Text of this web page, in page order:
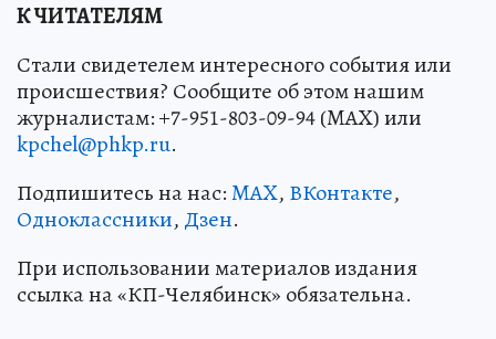
К ЧИТАТЕЛЯМ
Стали свидетелем интересного события или
происшествия? Сообщите об этом нашим
журналистам: +7-951-803-09-94 (MAX) или
kpchel@phkp.ru.
Подпишитесь на нас:MAX, ВКонтакте,
Одноклассники, Дзен.
При использовании материалов издания
ссылка на «КП-Челябинск» обязательна.